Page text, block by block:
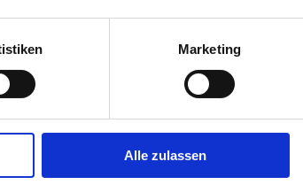
Marketing
Alle zulassen